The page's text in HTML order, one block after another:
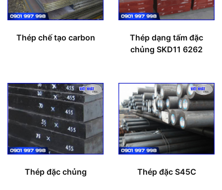
Thép chế tạo carbon
Thép dạng tấm đặc
chủng SKD11 6262
Thép đặc chủng Thép đặc S45C